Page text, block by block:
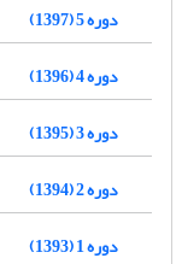
دوره 5 (1397)
دوره 4 (1396)
دوره 3 (1395)
دوره 2 (1394)
دوره 1 (1393)